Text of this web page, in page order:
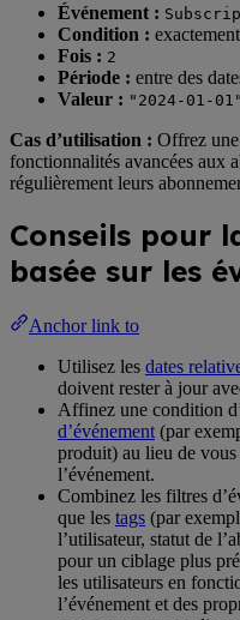
Événement :
Condition :
Fois : 2
Période : entre des
Valeur : "2024-01-01"
Cas d’utilisation : Offrez une
fonctionnalités avancées aux
régulièrement leurs
Conseils pour
basée sur les
Anchor link to
Utilisez les dates
doivent rester à jour
Affinez une condition
d’événement (par
produit) au lieu de
l’événement.
Combinez les filtres
que les tags (par
l’utilisateur, statut de
pour un ciblage plus
les utilisateurs en
l’événement et des